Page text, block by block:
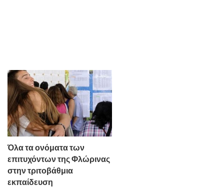
Όλα τα ονόματα των
επιτυχόντων της Φλώρινας
στην τριτοβάθμια
εκπαίδευση